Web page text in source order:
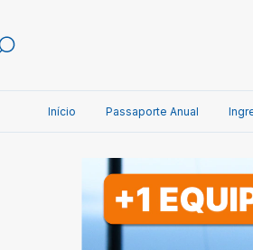
Início Passaporte Anual